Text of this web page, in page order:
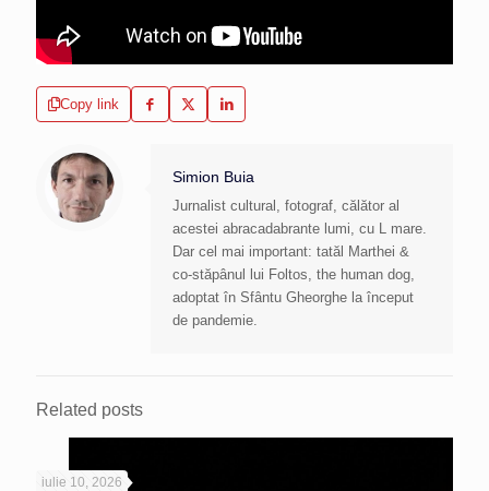
Copy link
Simion Buia
Jurnalist cultural, fotograf, călător al
acestei abracadabrante lumi, cu L mare.
Dar cel mai important: tatăl Marthei &
co-stăpânul lui Foltos, the human dog,
adoptat în Sfântu Gheorghe la început
de pandemie.
Related posts
iulie 10, 2026